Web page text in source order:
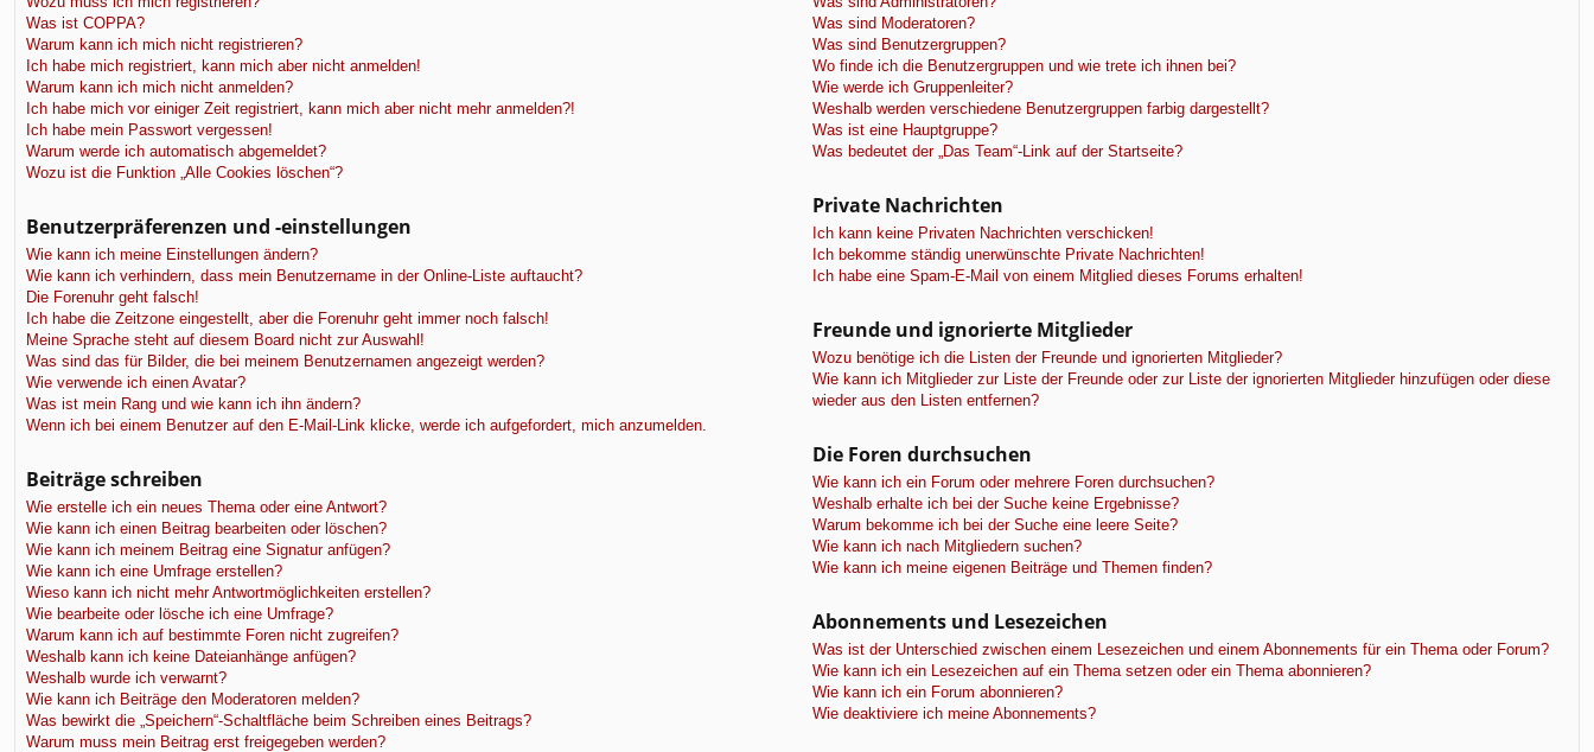
Was ist COPPA?
Warum kann ich mich nicht registrieren?
Ich habe mich registriert, kann mich aber nicht anmelden!
Warum kann ich mich nicht anmelden?
Ich habe mich vor einiger Zeit registriert, kann mich aber nicht mehr anmelden?!
Ich habe mein Passwort vergessen!
Warum werde ich automatisch abgemeldet?
Wozu ist die Funktion „Alle Cookies löschen“?
Benutzerpräferenzen und -einstellungen
Wie kann ich meine Einstellungen ändern?
Wie kann ich verhindern, dass mein Benutzername in der Online-Liste auftaucht?
Die Forenuhr geht falsch!
Ich habe die Zeitzone eingestellt, aber die Forenuhr geht immer noch falsch!
Meine Sprache steht auf diesem Board nicht zur Auswahl!
Was sind das für Bilder, die bei meinem Benutzernamen angezeigt werden?
Wie verwende ich einen Avatar?
Was ist mein Rang und wie kann ich ihn ändern?
Wenn ich bei einem Benutzer auf den E-Mail-Link klicke, werde ich aufgefordert, mich anzumelden.
Beiträge schreiben
Wie erstelle ich ein neues Thema oder eine Antwort?
Wie kann ich einen Beitrag bearbeiten oder löschen?
Wie kann ich meinem Beitrag eine Signatur anfügen?
Wie kann ich eine Umfrage erstellen?
Wieso kann ich nicht mehr Antwortmöglichkeiten erstellen?
Wie bearbeite oder lösche ich eine Umfrage?
Warum kann ich auf bestimmte Foren nicht zugreifen?
Weshalb kann ich keine Dateianhänge anfügen?
Weshalb wurde ich verwarnt?
Wie kann ich Beiträge den Moderatoren melden?
Was bewirkt die „Speichern“-Schaltfläche beim Schreiben eines Beitrags?
Warum muss mein Beitrag erst freigegeben werden?
Was sind Moderatoren?
Was sind Benutzergruppen?
Wo finde ich die Benutzergruppen und wie trete ich ihnen bei?
Wie werde ich Gruppenleiter?
Weshalb werden verschiedene Benutzergruppen farbig dargestellt?
Was ist eine Hauptgruppe?
Was bedeutet der „Das Team“-Link auf der Startseite?
Private Nachrichten
Ich kann keine Privaten Nachrichten verschicken!
Ich bekomme ständig unerwünschte Private Nachrichten!
Ich habe eine Spam-E-Mail von einem Mitglied dieses Forums erhalten!
Freunde und ignorierte Mitglieder
Wozu benötige ich die Listen der Freunde und ignorierten Mitglieder?
Wie kann ich Mitglieder zur Liste der Freunde oder zur Liste der ignorierten Mitglieder hinzufügen oder diese
wieder aus den Listen entfernen?
Die Foren durchsuchen
Wie kann ich ein Forum oder mehrere Foren durchsuchen?
Weshalb erhalte ich bei der Suche keine Ergebnisse?
Warum bekomme ich bei der Suche eine leere Seite?
Wie kann ich nach Mitgliedern suchen?
Wie kann ich meine eigenen Beiträge und Themen finden?
Abonnements und Lesezeichen
Was ist der Unterschied zwischen einem Lesezeichen und einem Abonnements für ein Thema oder Forum?
Wie kann ich ein Lesezeichen auf ein Thema setzen oder ein Thema abonnieren?
Wie kann ich ein Forum abonnieren?
Wie deaktiviere ich meine Abonnements?